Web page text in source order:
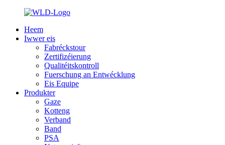
Heem
Iwwer eis
Fabréckstour
Zertifizéierung
Qualitéitskontroll
Fuerschung an Entwécklung
Eis Equipe
Produkter
Gaze
Kotteng
Verband
Band
PSA